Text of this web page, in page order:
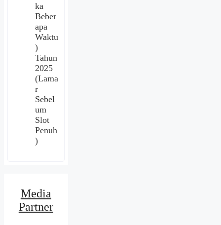
ka
Beber
apa
Waktu
)
Tahun
2025
(Lama
r
Sebel
um
Slot
Penuh
)
Media
Partner